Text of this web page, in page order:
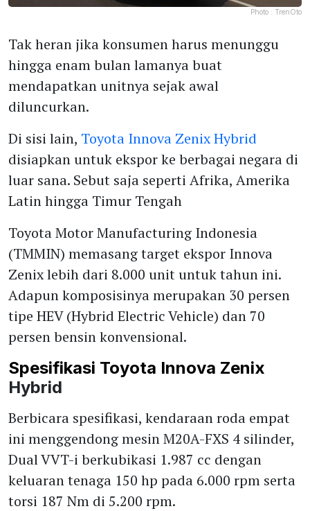
Photo : TrenOto
Tak heran jika konsumen harus menunggu
hingga enam bulan lamanya buat
mendapatkan unitnya sejak awal
diluncurkan.
Di sisi lain, Toyota Innova Zenix Hybrid
disiapkan untuk ekspor ke berbagai negara di
luar sana. Sebut saja seperti Afrika, Amerika
Latin hingga Timur Tengah
Toyota Motor Manufacturing Indonesia
(TMMIN) memasang target ekspor Innova
Zenix lebih dari 8.000 unit untuk tahun ini.
Adapun komposisinya merupakan 30 persen
tipe HEV (Hybrid Electric Vehicle) dan 70
persen bensin konvensional.
Spesifikasi Toyota Innova Zenix
Hybrid
Berbicara spesifikasi, kendaraan roda empat
ini menggendong mesin M20A-FXS 4 silinder,
Dual VVT-i berkubikasi 1.987 cc dengan
keluaran tenaga 150 hp pada 6.000 rpm serta
torsi 187 Nm di 5.200 rpm.